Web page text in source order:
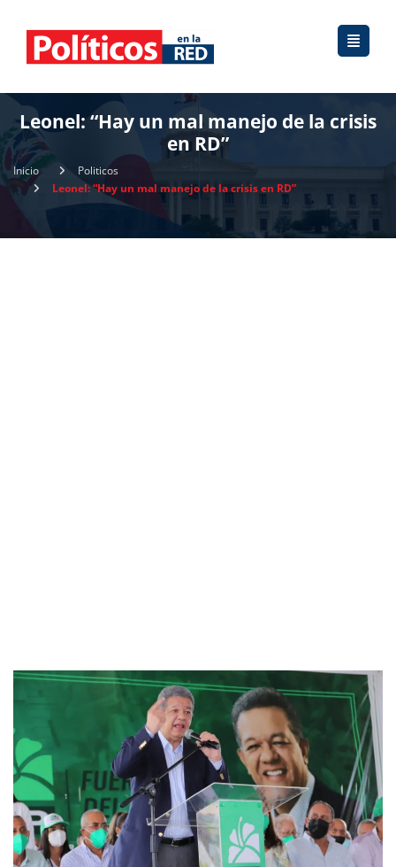
Leonel: “Hay un mal manejo de la crisis
en RD”
Inicio
Politicos
Leonel: “Hay un mal manejo de la crisis en RD”